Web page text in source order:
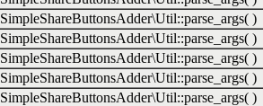
SimpleShareButtonsAdder\Util::parse_args( )
SimpleShareButtonsAdder\Util::parse_args( )
SimpleShareButtonsAdder\Util::parse_args( )
SimpleShareButtonsAdder\Util::parse_args( )
SimpleShareButtonsAdder\Util::parse_args( )